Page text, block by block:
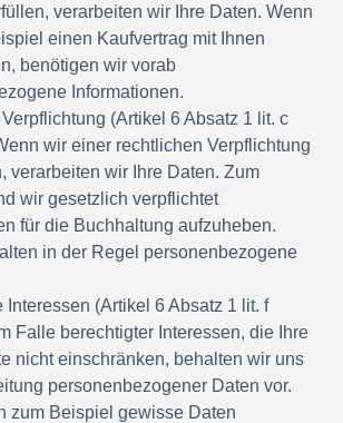
verarbeiten wir Ihre Daten. Wenn
einen Kaufvertrag mit Ihnen
benötigen wir vorab
Informationen.
(Artikel 6 Absatz 1 lit. c
wir einer rechtlichen Verpflichtung
verarbeiten wir Ihre Daten. Zum
wir gesetzlich verpflichtet
für die Buchhaltung aufzuheben.
in der Regel personenbezogene
Interessen (Artikel 6 Absatz 1 lit. f
Falle berechtigter Interessen, die Ihre
nicht einschränken, behalten wir uns
personenbezogener Daten vor.
zum Beispiel gewisse Daten